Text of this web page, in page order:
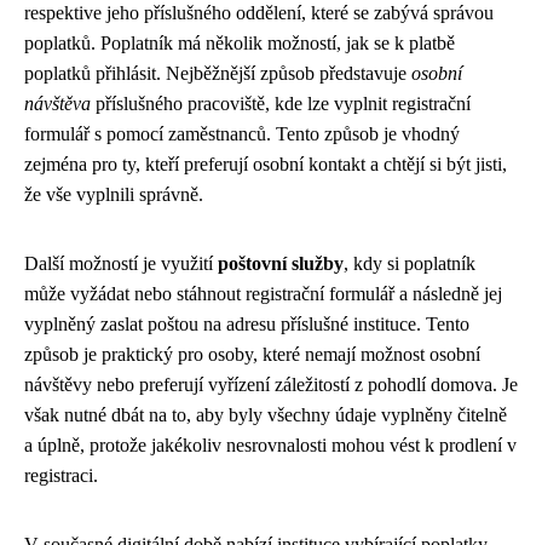
respektive jeho příslušného oddělení, které se zabývá správou
poplatků. Poplatník má několik možností, jak se k platbě
poplatků přihlásit. Nejběžnější způsob představuje osobní
návštěva příslušného pracoviště, kde lze vyplnit registrační
formulář s pomocí zaměstnanců. Tento způsob je vhodný
zejména pro ty, kteří preferují osobní kontakt a chtějí si být jisti,
že vše vyplnili správně.
Další možností je využitípoštovní služby, kdy si poplatník
může vyžádat nebo stáhnout registrační formulář a následně jej
vyplněný zaslat poštou na adresu příslušné instituce. Tento
způsob je praktický pro osoby, které nemají možnost osobní
návštěvy nebo preferují vyřízení záležitostí z pohodlí domova. Je
však nutné dbát na to, aby byly všechny údaje vyplněny čitelně
a úplně, protože jakékoliv nesrovnalosti mohou vést k prodlení v
registraci.